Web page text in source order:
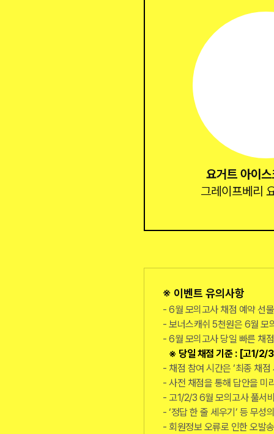
요거트 아이
그레이프베리
※ 이벤트 유의사항
6월 모의고사 채점 예약 선
보너스캐쉬 5천원은 6월 모
6월 모의고사 당일 빠른 채
※ 당일 채점 기준 : [고1/2/
채점 참여 시간은 ‘최종 채
사전 채점을 통해 답안을 미
고1/2/3 6월 모의고사 풀서
‘정답 한 줄 세우기’ 등 무
회원정보 오류로 인한 오발